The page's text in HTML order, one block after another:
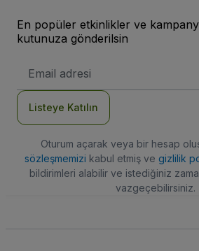
En popüler etkinlikler ve
kutunuza gönderilsin
posta
Listeye Katılın
Oturum açarak veya bir hesap
sözleşmemizi kabul etmiş ve gizlilik
bildirimleri alabilir ve istediğiniz
vazgeçebilirsiniz.